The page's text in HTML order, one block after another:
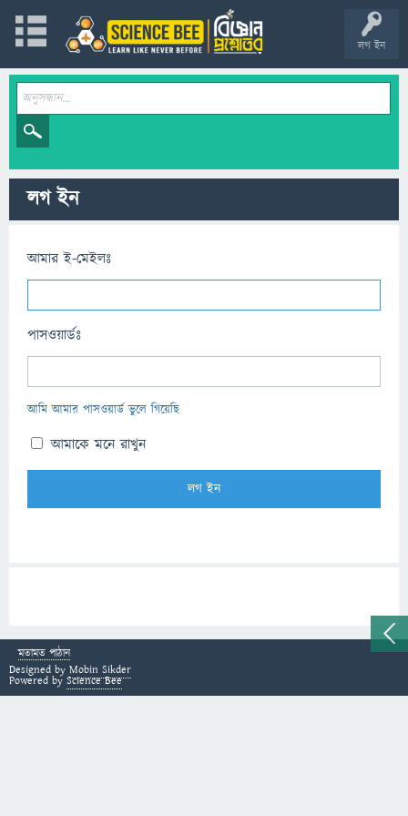
লগ ইন
লগ ইন
আমার ই-মেইলঃ
পাসওয়ার্ডঃ
আমি আমার পাসওয়ার্ড ভুলে গিয়েছি
আমাকে মনে রাখুন
মতামত পাঠান
Designed by Mobin Sikder
Powered by Science Bee